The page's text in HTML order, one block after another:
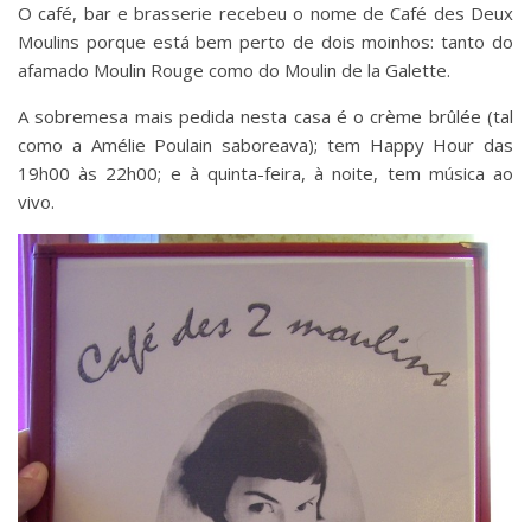
O café, bar e brasserie recebeu o nome de Café des Deux
Moulins porque está bem perto de dois moinhos: tanto do
afamado Moulin Rouge como do Moulin de la Galette.
A sobremesa mais pedida nesta casa é o crème brûlée (tal
como a Amélie Poulain saboreava); tem Happy Hour das
19h00 às 22h00; e à quinta-feira, à noite, tem música ao
vivo.